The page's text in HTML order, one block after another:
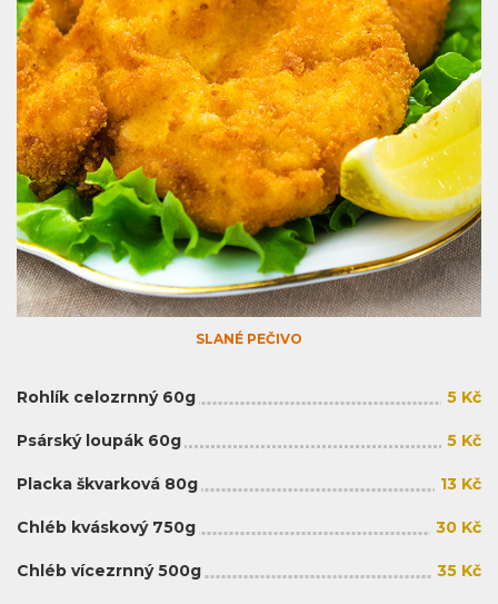
SLANÉ PEČIVO
Rohlík celozrnný 60g 5 Kč
Psárský loupák 60g 5 Kč
Placka škvarková 80g 13 Kč
Chléb kváskový 750g 30 Kč
Chléb vícezrnný 500g 35 Kč